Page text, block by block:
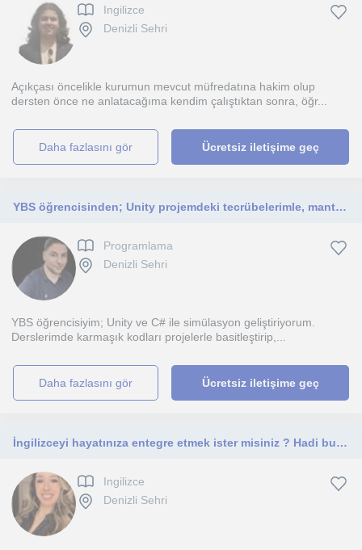
Ingilizce
Denizli Sehri
Açıkçası öncelikle kurumun mevcut müfredatına hakim olup
dersten önce ne anlatacağıma kendim çalıştıktan sonra, öğr...
daha fazlasını gör Ücretsiz iletişime geç
YBS öğrencisinden; Unity projemdeki tecrübelerimle, mantığını kavratan, proje odaklı ve samimi yazılım dersleri.
Programlama
Denizli Sehri
YBS öğrencisiyim; Unity ve C# ile simülasyon geliştiriyorum.
Derslerimde karmaşık kodları projelerle basitleştirip,...
daha fazlasını gör Ücretsiz iletişime geç
İngilizceyi hayatınıza entegre etmek ister misiniz ? Hadi bunu birlikte yapalım.
Ingilizce
Denizli Sehri